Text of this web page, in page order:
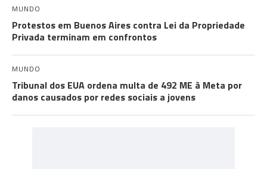
MUNDO
Protestos em Buenos Aires contra Lei da Propriedade
Privada terminam em confrontos
MUNDO
Tribunal dos EUA ordena multa de 492 ME à Meta por
danos causados por redes sociais a jovens